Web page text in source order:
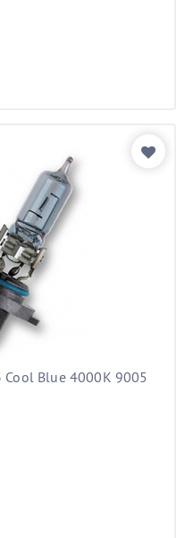
Cool Blue 4000K 9005